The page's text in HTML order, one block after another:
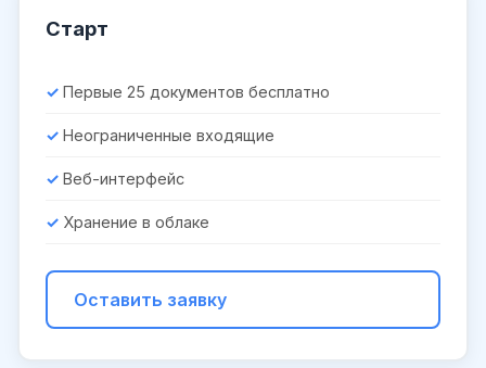
Старт
Первые 25 документов бесплатно
Неограниченные входящие
Веб-интерфейс
Хранение в облаке
Оставить заявку